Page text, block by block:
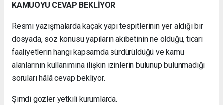
KAMUOYU CEVAP BEKLİYOR
Resmi yazışmalarda kaçak yapı tespitlerinin yer aldığı bir
dosyada, söz konusu yapıların akıbetinin ne olduğu, ticari
faaliyetlerin hangi kapsamda sürdürüldüğü ve kamu
alanlarının kullanımına ilişkin izinlerin bulunup bulunmadığı
soruları hâlâ cevap bekliyor.
Şimdi gözler yetkili kurumlarda.